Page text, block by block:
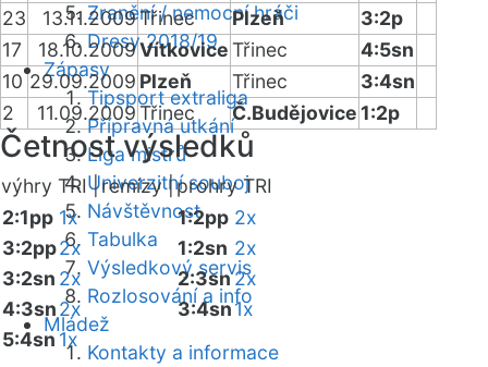
Zranění / nemocní hráči
Dresy 2018/19
Zápasy
Tipsport extraliga
Přípravná utkání
Liga mistrů
Univerzitní souboj
Návštěvnost
Tabulka
Výsledkový servis
Rozlosování a info
Mládež
Kontakty a informace
23
13.11.2009Třinec Plzeň
3:2p
17
18.10.2009VítkoviceTřinec
4:5sn
10 29.09.2009 Plzeň Třinec
3:4sn
2
11.09.2009Třinec Č.Budějovice 1:2p
Četnost výsledků
výhry TRI |remízy |prohry TRI
2:1pp 1x
3:2pp2x
3:2sn 2x
4:3sn2x
5:4sn 1x
1:2pp 2x
1:2sn 2x
2:3sn2x
3:4sn1x